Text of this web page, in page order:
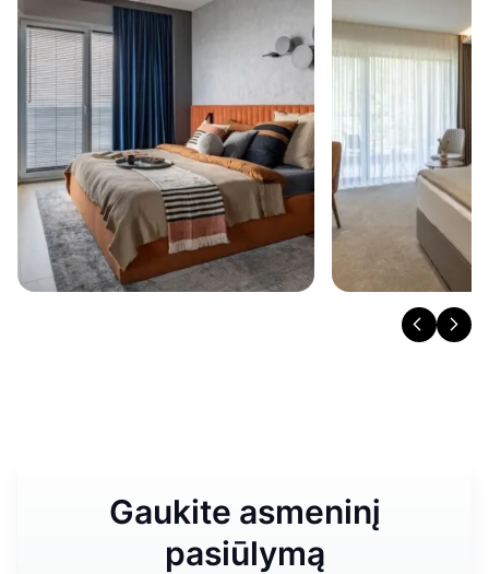
Gaukite asmeninį
pasiūlymą